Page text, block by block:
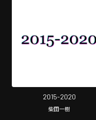
2015-2020
柴田一樹